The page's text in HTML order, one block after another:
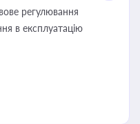
регулювання
в експлуатацію